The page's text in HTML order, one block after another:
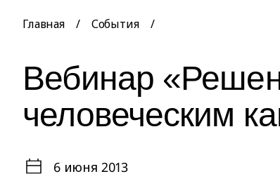
Главная / События /
Вебинар
человеческим
6 июня 2013